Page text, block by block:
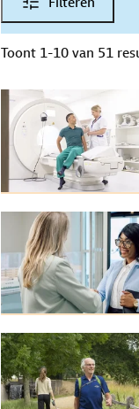
Toont 1-10 van 51